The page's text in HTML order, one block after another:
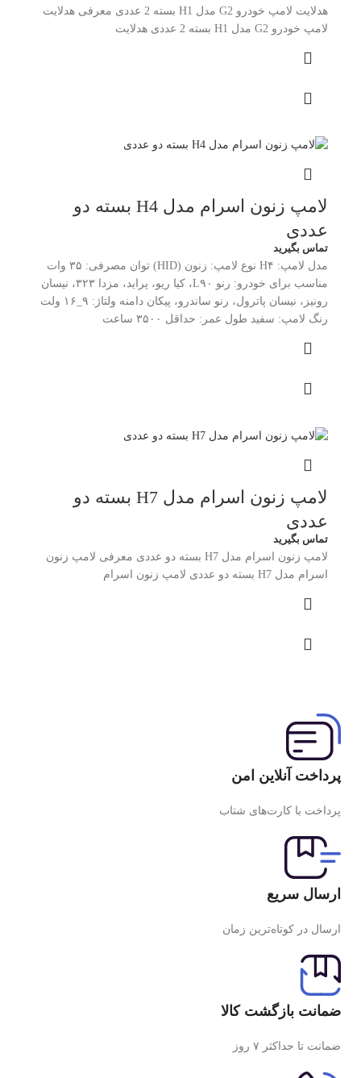
هدلایت لامپ خودرو G2 مدل H1 بسته 2 عددی معرفی هدلایت
لامپ خودرو G2 مدل H1 بسته 2 عددی هدلایت
لامپ زنون اسرام مدل H4 بسته دو
عددی
تماس بگیرید
مدل لامپ: H۴ نوع لامپ: زنون (HID) توان مصرفی: ۳۵ وات
مناسب برای خودرو: رنو L۹۰، کیا ریو، پراید، مزدا ۳۲۳، نیسان
رونیز، نیسان پاترول، رنو ساندرو، پیکان دامنه ولتاژ: ۹_۱۶ ولت
رنگ لامپ: سفید طول عمر: حداقل ۳۵۰۰ ساعت
لامپ زنون اسرام مدل H7 بسته دو
عددی
تماس بگیرید
لامپ زنون اسرام مدل H7 بسته دو عددی معرفی لامپ زنون
اسرام مدل H7 بسته دو عددی لامپ زنون اسرام
پرداخت آنلاین امن
پرداخت با کارت‌های شتاب
ارسال سریع
ارسال در کوتاه‌ترین زمان
ضمانت بازگشت کالا
ضمانت تا حداکثر ۷ روز